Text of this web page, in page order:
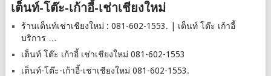
เต็นท์-โต๊ะ-เก้าอี้-เช่าเชียงใหม่
ร้านเต็นท์เช่าเชียงใหม่ : 081-602-1553. | เต็นท์ โต๊ะ เก้าอี้
บริการ …
เต็นท์ โต๊ะ เก้าอี้ เช่าเชียงใหม่ 081-602-1553
เต็นท์-โต๊ะ-เก้าอี้-เช่าเชียงใหม่ 081-602-1553.